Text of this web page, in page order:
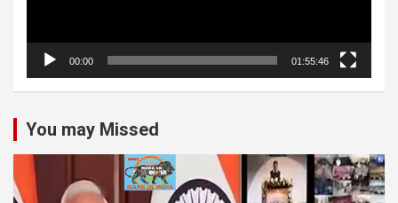
00:00 01:55:46
You may Missed